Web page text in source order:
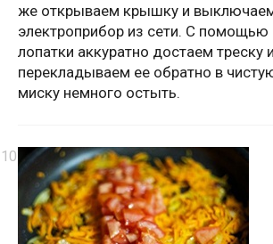
же открываем крышку и
электроприбор из сети. С помощью
лопатки аккуратно достаем треску и
перекладываем ее обратно в
миску немного остыть.